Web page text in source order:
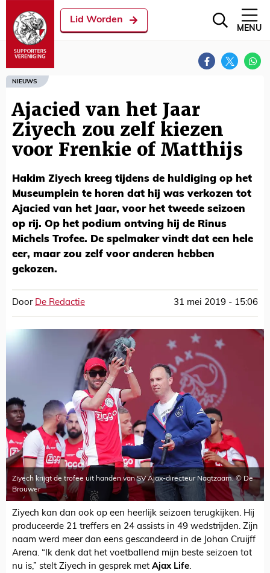
Lid Worden
MENU
NIEUWS
Ajacied van het Jaar
Ziyech zou zelf kiezen
voor Frenkie of Matthijs
Hakim Ziyech kreeg tijdens de huldiging op het
Museumplein te horen dat hij was verkozen tot
Ajacied van het Jaar, voor het tweede seizoen
op rij. Op het podium ontving hij de Rinus
Michels Trofee. De spelmaker vindt dat een hele
eer, maar zou zelf voor anderen hebben
gekozen.
Door De Redactie 31 mei 2019 - 15:06
Ziyech krijgt de trofee uit handen van SV Ajax-directeur Nagtzaam. © De
Brouwer
Ziyech kan dan ook op een heerlijk seizoen terugkijken. Hij
produceerde 21 treffers en 24 assists in 49 wedstrijden. Zijn
naam werd meer dan eens gescandeerd in de Johan Cruijff
Arena. “Ik denk dat het voetballend mijn beste seizoen tot
nu is,” stelt Ziyech in gesprek met Ajax Life.